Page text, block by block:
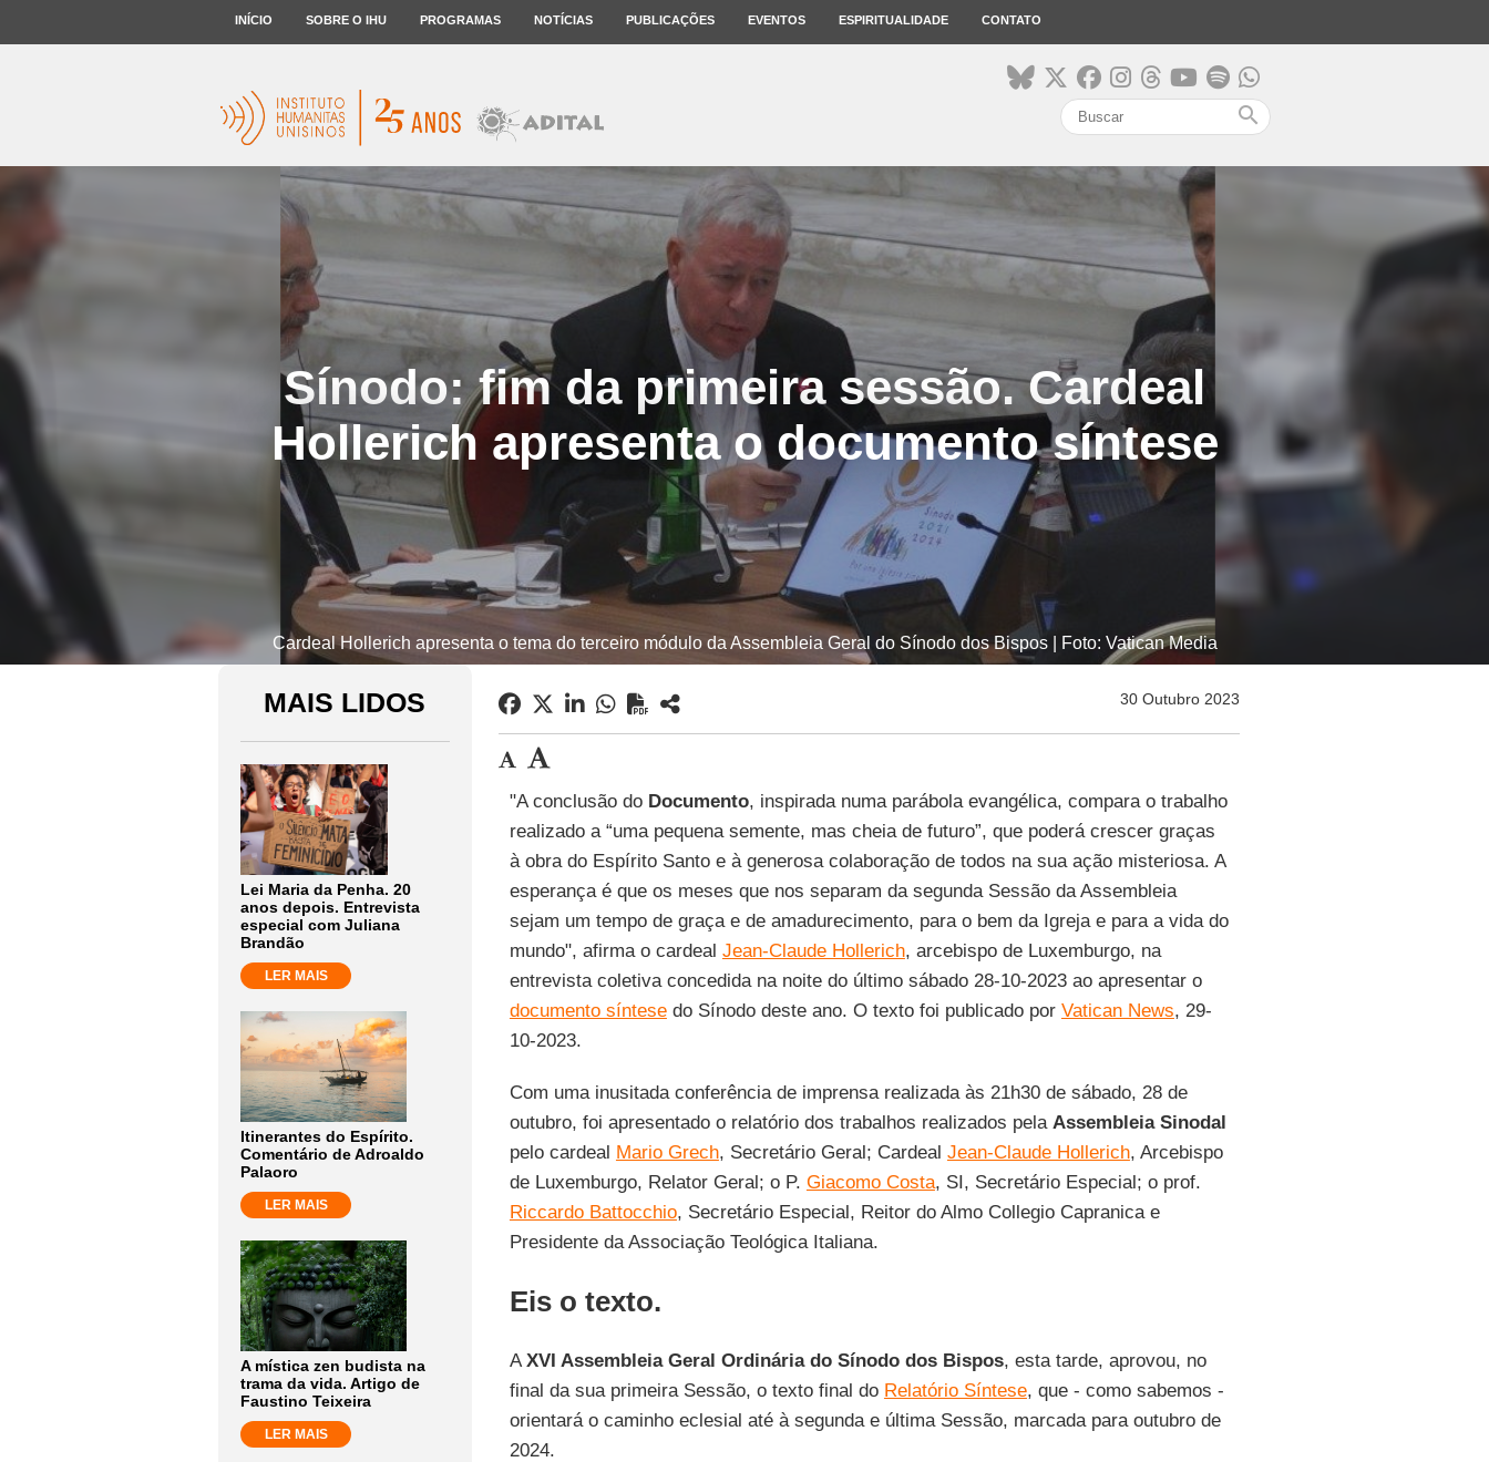
INÍCIO SOBRE O IHU PROGRAMAS NOTÍCIAS PUBLICAÇÕES EVENTOS ESPIRITUALIDADE CONTATO
search
Sínodo: fim da primeira sessão. Cardeal
Hollerich apresenta o documento síntese
Cardeal Hollerich apresenta o tema do terceiro módulo da Assembleia Geral do Sínodo dos Bispos | Foto: Vatican Media
MAIS LIDOS
Lei Maria da Penha. 20
anos depois. Entrevista
especial com Juliana
Brandão
LER MAIS
Itinerantes do Espírito.
Comentário de Adroaldo
Palaoro
LER MAIS
A mística zen budista na
trama da vida. Artigo de
Faustino Teixeira
LER MAIS
30 Outubro 2023
"A conclusão do Documento, inspirada numa parábola evangélica, compara o trabalho
realizado a “uma pequena semente, mas cheia de futuro”, que poderá crescer graças
à obra do Espírito Santo e à generosa colaboração de todos na sua ação misteriosa. A
esperança é que os meses que nos separam da segunda Sessão da Assembleia
sejam um tempo de graça e de amadurecimento, para o bem da Igreja e para a vida do
mundo", afirma o cardeal Jean-Claude Hollerich, arcebispo de Luxemburgo, na
entrevista coletiva concedida na noite do último sábado 28-10-2023 ao apresentar o
documento síntesedo Sínodo deste ano. O texto foi publicado por Vatican News, 29-
10-2023.
Com uma inusitada conferência de imprensa realizada às 21h30 de sábado, 28 de
outubro, foi apresentado o relatório dos trabalhos realizados pela Assembleia Sinodal
pelo cardeal Mario Grech, Secretário Geral; Cardeal Jean-Claude Hollerich, Arcebispo
de Luxemburgo, Relator Geral; o P. Giacomo Costa, SI, Secretário Especial; o prof.
Riccardo Battocchio, Secretário Especial, Reitor do Almo Collegio Capranica e
Presidente da Associação Teológica Italiana.
Eis o texto.
AXVI Assembleia Geral Ordinária do Sínodo dos Bispos, esta tarde, aprovou, no
final da sua primeira Sessão, o texto final do Relatório Síntese, que - como sabemos -
orientará o caminho eclesial até à segunda e última Sessão, marcada para outubro de
2024.